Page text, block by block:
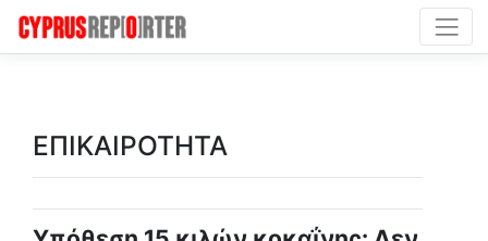
ΕΠΙΚΑΙΡΟΤΗΤΑ